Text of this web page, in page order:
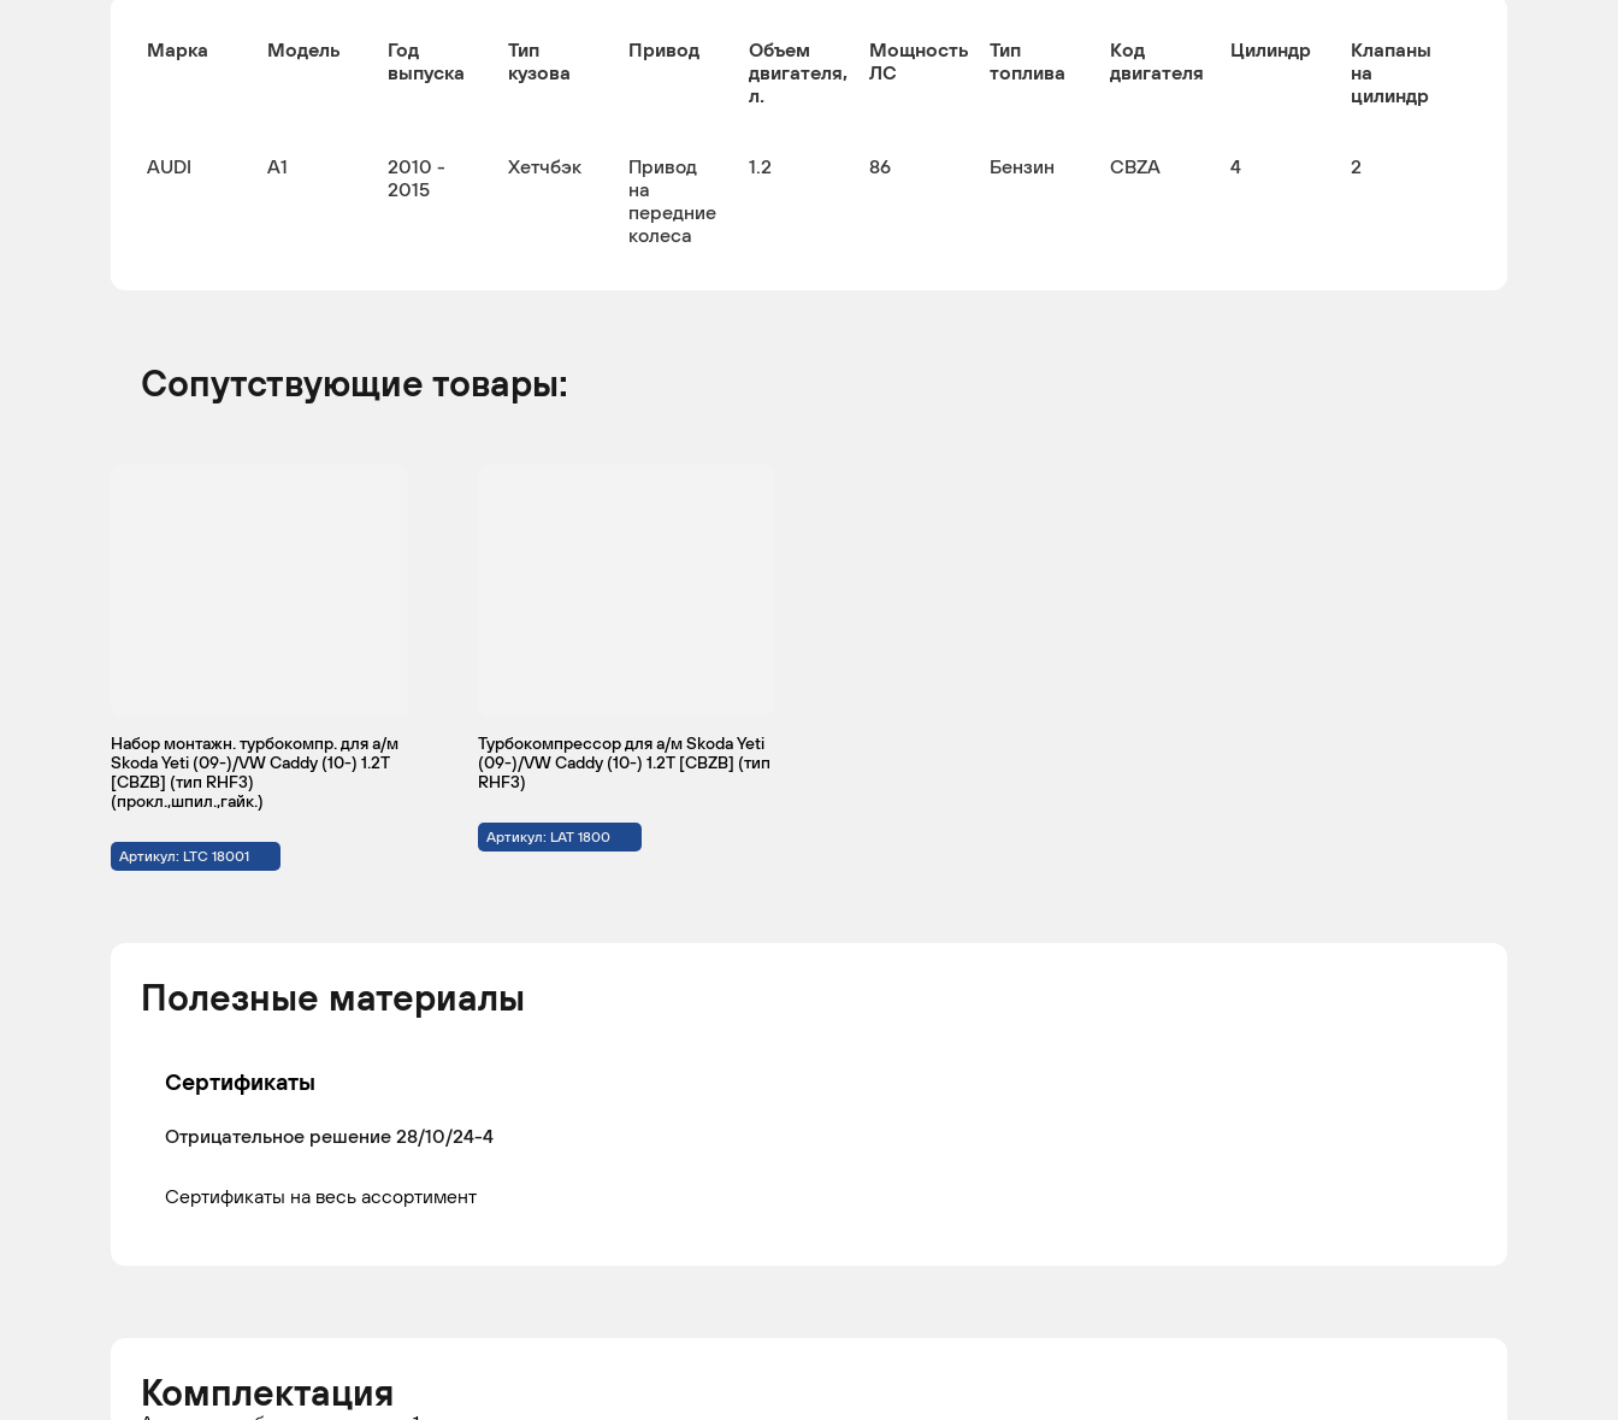
Марка Модель
Год
выпуска
Тип
кузова
Привод
Объем
двигателя,
л.
Мощность
ЛС
Тип
топлива
Код
двигателя
Цилиндр
Клапаны
на
цилиндр
AUDI A1
2010 -
2015
Хетчбэк
Привод
на
передние
колеса
1.2 86 Бензин CBZA 4 2
Сопутствующие товары:
Набор монтажн. турбокомпр. для а/м
Skoda Yeti (09-)/VW Caddy (10-) 1.2T
[CBZB] (тип RHF3)
(прокл.,шпил.,гайк.)
Артикул: LTC 18001
Турбокомпрессор для а/м Skoda Yeti
(09-)/VW Caddy (10-) 1.2T [CBZB] (тип
RHF3)
Артикул: LAT 1800
Полезные материалы
Сертификаты
Отрицательное решение 28/10/24-4
Сертификаты на весь ассортимент
Комплектация